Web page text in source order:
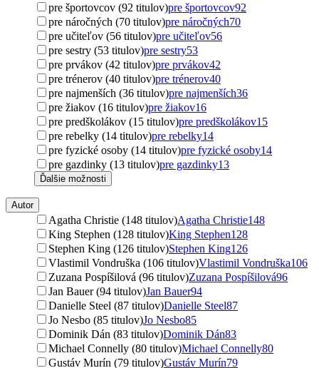
pre športovcov (92 titulov)pre športovcov92
pre náročných (70 titulov)pre náročných70
pre učiteľov (56 titulov)pre učiteľov56
pre sestry (53 titulov)pre sestry53
pre prvákov (42 titulov)pre prvákov42
pre trénerov (40 titulov)pre trénerov40
pre najmenších (36 titulov)pre najmenších36
pre žiakov (16 titulov)pre žiakov16
pre predškolákov (15 titulov)pre predškolákov15
pre rebelky (14 titulov)pre rebelky14
pre fyzické osoby (14 titulov)pre fyzické osoby14
pre gazdinky (13 titulov)pre gazdinky13
Ďalšie možnosti
Autor
Agatha Christie (148 titulov)Agatha Christie148
King Stephen (128 titulov)King Stephen128
Stephen King (126 titulov)Stephen King126
Vlastimil Vondruška (106 titulov)Vlastimil Vondruška106
Zuzana Pospíšilová (96 titulov)Zuzana Pospíšilová96
Jan Bauer (94 titulov)Jan Bauer94
Danielle Steel (87 titulov)Danielle Steel87
Jo Nesbo (85 titulov)Jo Nesbo85
Dominik Dán (83 titulov)Dominik Dán83
Michael Connelly (80 titulov)Michael Connelly80
Gustáv Murín (79 titulov)Gustáv Murín79